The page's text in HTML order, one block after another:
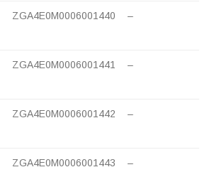
ZGA4E0M0006001440 –
ZGA4E0M0006001441 –
ZGA4E0M0006001442 –
ZGA4E0M0006001443 –